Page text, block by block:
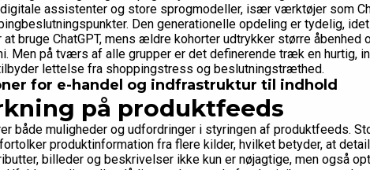
assistenter og store sprogmodeller, især værktøjer som
Den generationelle opdeling er tydelig,
bruge ChatGPT, mens ældre kohorter udtrykker større åbenhed
Men på tværs af alle grupper er det definerende træk en hurtig,
lettelse fra shoppingstress og beslutningstræthed.
for e-handel og indfrastruktur til indhold
på produktfeeds
både muligheder og udfordringer i styringen af produktfeeds.
produktinformation fra flere kilder, hvilket betyder, at
billeder og beskrivelser ikke kun er nøjagtige, men også